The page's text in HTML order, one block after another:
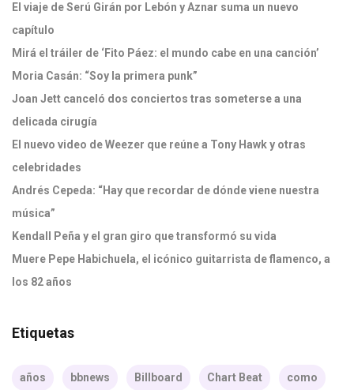
El viaje de Serú Girán por Lebón y Aznar suma un nuevo
capítulo
Mirá el tráiler de ‘Fito Páez: el mundo cabe en una canción’
Moria Casán: “Soy la primera punk”
Joan Jett canceló dos conciertos tras someterse a una
delicada cirugía
El nuevo video de Weezer que reúne a Tony Hawk y otras
celebridades
Andrés Cepeda: “Hay que recordar de dónde viene nuestra
música”
Kendall Peña y el gran giro que transformó su vida
Muere Pepe Habichuela, el icónico guitarrista de flamenco, a
los 82 años
Etiquetas
años bbnews Billboard Chart Beat como